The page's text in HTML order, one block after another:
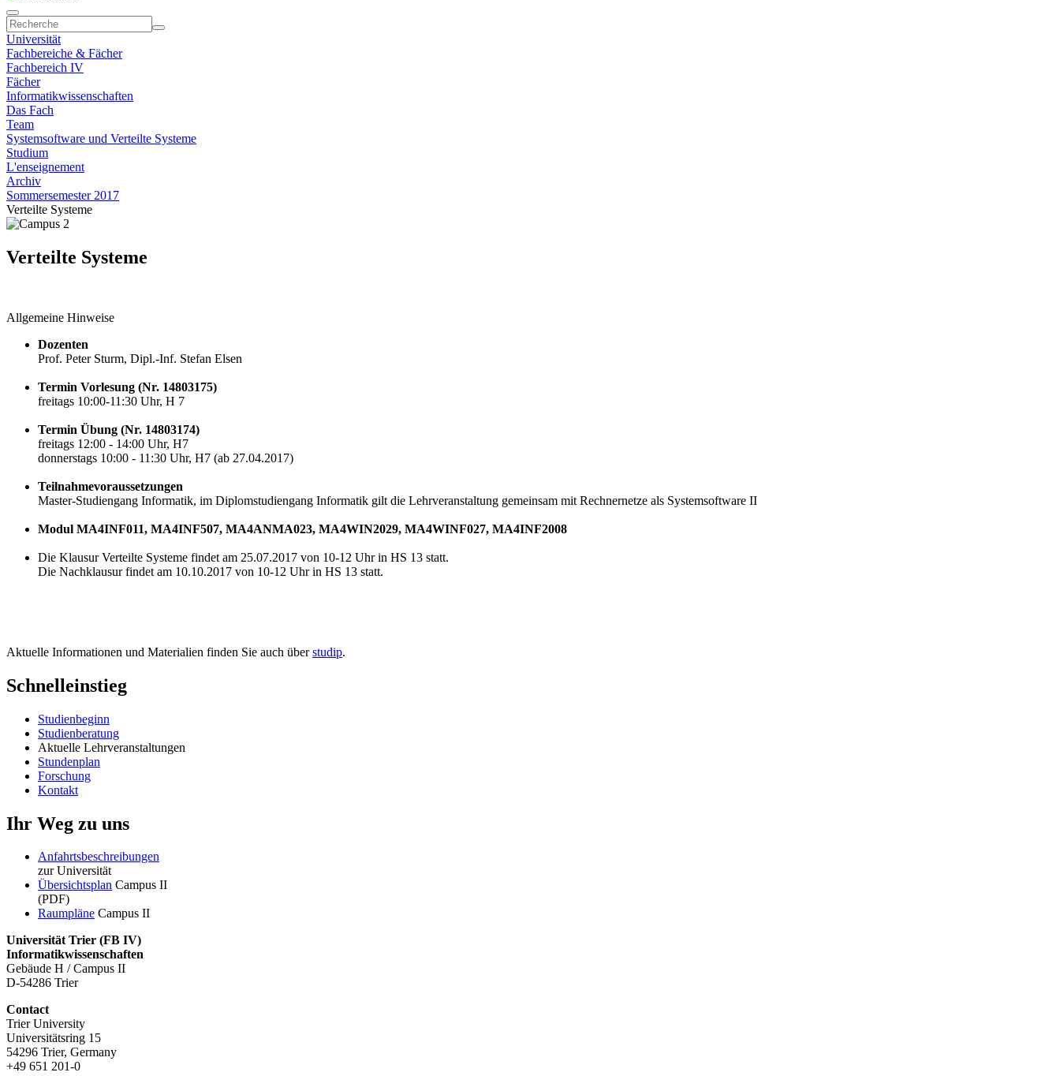
Universität
Fachbereiche & Fächer
Fachbereich IV
Fächer
Informatikwissenschaften
Das Fach
Team
Systemsoftware und Verteilte Systeme
Studium
L'enseignement
Archiv
Sommersemester 2017
Verteilte Systeme
Verteilte Systeme
Allgemeine Hinweise
Dozenten
Prof. Peter Sturm, Dipl.-Inf. Stefan Elsen
Termin Vorlesung (Nr. 14803175)
freitags 10:00-11:30 Uhr, H 7
Termin Übung (Nr. 14803174)
freitags 12:00 - 14:00 Uhr, H7
donnerstags 10:00 - 11:30 Uhr, H7 (ab 27.04.2017)
Teilnahmevoraussetzungen
Master-Studiengang Informatik, im Diplomstudiengang Informatik gilt die Lehrveranstaltung gemeinsam mit Rechnernetze als Systemsoftware II
Modul MA4INF011, MA4INF507, MA4ANMA023, MA4WIN2029, MA4WINF027, MA4INF2008
Die Klausur Verteilte Systeme findet am 25.07.2017 von 10-12 Uhr in HS 13 statt.
Die Nachklausur findet am 10.10.2017 von 10-12 Uhr in HS 13 statt.
Aktuelle Informationen und Materialien finden Sie auch überstudip.
Schnelleinstieg
Studienbeginn
Studienberatung
Aktuelle Lehrveranstaltungen
Stundenplan
Forschung
Kontakt
Ihr Weg zu uns
Anfahrtsbeschreibungen
zur Universität
Übersichtsplan Campus II
(PDF)
Raumpläne Campus II
Universität Trier (FB IV)
Informatikwissenschaften
Gebäude H / Campus II
D-54286 Trier
Contact
Trier University
Universitätsring 15
54296 Trier, Germany
+49 651 201-0